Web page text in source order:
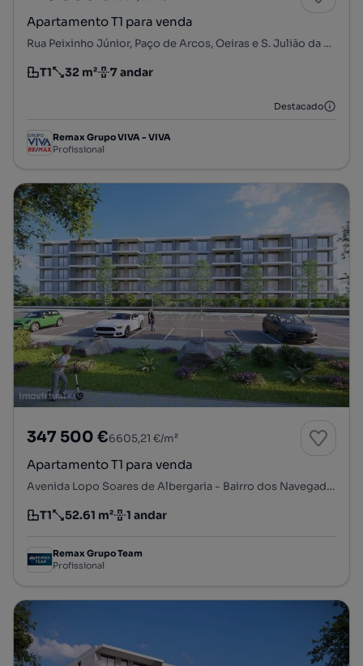
Apartamento T1 para venda
Rua Peixinho Júnior, Paço de Arcos, Oeiras e S. Julião da Barra, Paço de Arcos e Caxias, Oeiras, Lisboa
Tipologia
T1
Preço por metro quadrado
32 m²
Andar 7 andar
Destacado
Remax Grupo VIVA - VIVA
Profissional
347 500 €6605,21 €/m²
Apartamento T1 para venda
Avenida Lopo Soares de Albergaria - Bairro dos Navegadores, Porto Salvo, Oeiras, Lisboa
Tipologia
T1
Preço por metro quadrado
52.61 m²
Andar 1 andar
Remax Grupo Team
Profissional